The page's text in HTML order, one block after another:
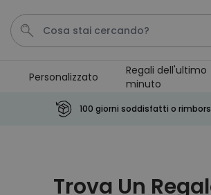
Tazza
Faccia
Personalizzato
Regali dell'ultimo
minuto
100 giorni soddisfatti o
Trova Un